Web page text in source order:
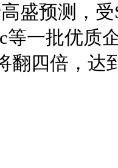
盛预测，
等一批优质
翻四倍，达